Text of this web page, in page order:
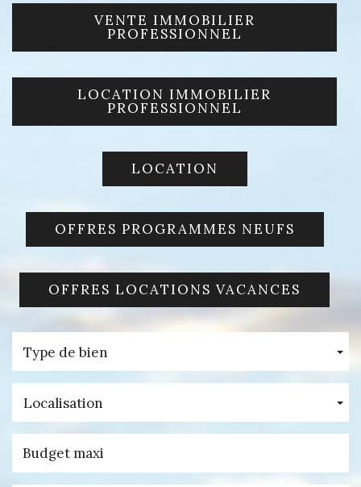
VENTE IMMOBILIER
PROFESSIONNEL
LOCATION IMMOBILIER
PROFESSIONNEL
LOCATION
OFFRES PROGRAMMES NEUFS
OFFRES LOCATIONS VACANCES
Type de bien
Localisation